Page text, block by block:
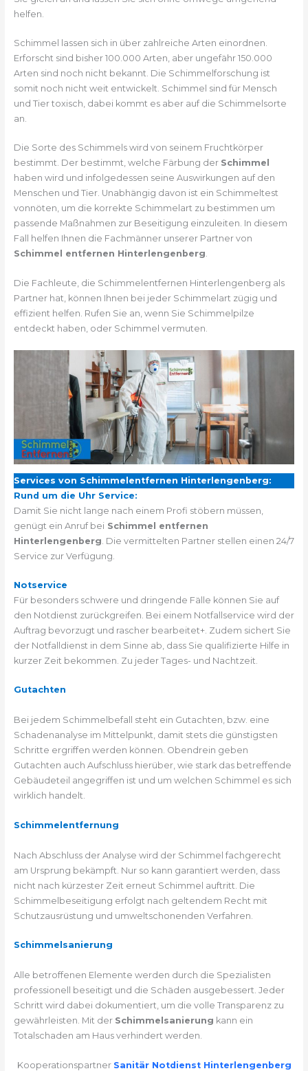
helfen.
Schimmel lassen sich in über zahlreiche Arten einordnen.
Erforscht sind bisher 100.000 Arten, aber ungefähr 150.000
Arten sind noch nicht bekannt. Die Schimmelforschung ist
somit noch nicht weit entwickelt. Schimmel sind für Mensch
und Tier toxisch, dabei kommt es aber auf die Schimmelsorte
an.
Die Sorte des Schimmels wird von seinem Fruchtkörper
bestimmt. Der bestimmt, welche Färbung der Schimmel
haben wird und infolgedessen seine Auswirkungen auf den
Menschen und Tier. Unabhängig davon ist ein Schimmeltest
vonnöten, um die korrekte Schimmelart zu bestimmen um
passende Maßnahmen zur Beseitigung einzuleiten. In diesem
Fall helfen Ihnen die Fachmänner unserer Partner von
Schimmel entfernen Hinterlengenberg.
Die Fachleute, die Schimmelentfernen Hinterlengenberg als
Partner hat, können Ihnen bei jeder Schimmelart zügig und
effizient helfen. Rufen Sie an, wenn Sie Schimmelpilze
entdeckt haben, oder Schimmel vermuten.
Services von Schimmelentfernen Hinterlengenberg:
Rund um die Uhr Service:
Damit Sie nicht lange nach einem Profi stöbern müssen,
genügt ein Anruf bei Schimmel entfernen
Hinterlengenberg . Die vermittelten Partner stellen einen 24/7
Service zur Verfügung.
Notservice
Für besonders schwere und dringende Fälle können Sie auf
den Notdienst zurückgreifen. Bei einem Notfallservice wird der
Auftrag bevorzugt und rascher bearbeitet+. Zudem sichert Sie
der Notfalldienst in dem Sinne ab, dass Sie qualifizierte Hilfe in
kurzer Zeit bekommen. Zu jeder Tages- und Nachtzeit.
Gutachten
Bei jedem Schimmelbefall steht ein Gutachten, bzw. eine
Schadenanalyse im Mittelpunkt, damit stets die günstigsten
Schritte ergriffen werden können. Obendrein geben
Gutachten auch Aufschluss hierüber, wie stark das betreffende
Gebäudeteil angegriffen ist und um welchen Schimmel es sich
wirklich handelt.
Schimmelentfernung
Nach Abschluss der Analyse wird der Schimmel fachgerecht
am Ursprung bekämpft. Nur so kann garantiert werden, dass
nicht nach kürzester Zeit erneut Schimmel auftritt. Die
Schimmelbeseitigung erfolgt nach geltendem Recht mit
Schutzausrüstung und umweltschonenden Verfahren.
Schimmelsanierung
Alle betroffenen Elemente werden durch die Spezialisten
professionell beseitigt und die Schäden ausgebessert. Jeder
Schritt wird dabei dokumentiert, um die volle Transparenz zu
gewährleisten. Mit der Schimmelsanierung kann ein
Totalschaden am Haus verhindert werden.
Kooperationspartner Sanitär Notdienst Hinterlengenberg